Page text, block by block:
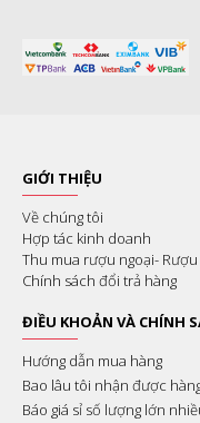
GIỚI THIỆU
Về chúng tôi
Hợp tác kinh doanh
Thu mua rượu ngoại- Rượu
Chính sách đổi trả hàng
ĐIỀU KHOẢN VÀ CHÍNH
Hướng dẫn mua hàng
Bao lâu tôi nhận được
Báo giá sỉ số lượng lớn